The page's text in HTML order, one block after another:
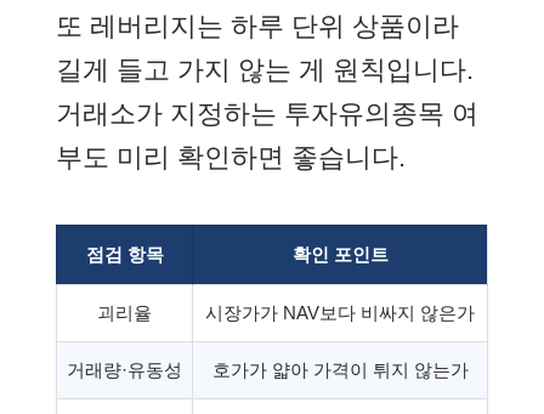
또 레버리지는 하루 단위 상품이라
길게 들고 가지 않는 게 원칙입니다.
거래소가 지정하는 투자유의종목 여
부도 미리 확인하면 좋습니다.
점검 항목 확인 포인트
괴리율 시장가가 NAV보다 비싸지 않은가
거래량·유동성 호가가 얇아 가격이 튀지 않는가